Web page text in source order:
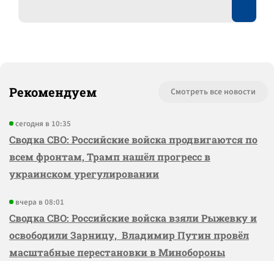
Рекомендуем Смотреть все новости
сегодня в 10:35
Сводка СВО: Российские войска продвигаются по
всем фронтам, Трамп нашёл прогресс в
украинском урегулировании
вчера в 08:01
Сводка СВО: Российские войска взяли Рыжевку и
освободили Зарницу, Владимир Путин провёл
масштабные перестановки в Минобороны